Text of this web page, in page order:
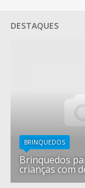
DESTAQUES
BRINQUEDOS
Brinquedos
crianças com